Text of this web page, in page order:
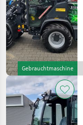
Gebrauchtmaschine